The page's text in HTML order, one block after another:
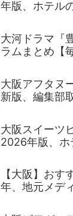
年版、ホテル
大河ドラマ『
ラムまとめ【
大阪アフタヌ
新版、編集部
大阪スイーツ
2026年版、
【大阪】お
年、地元メデ